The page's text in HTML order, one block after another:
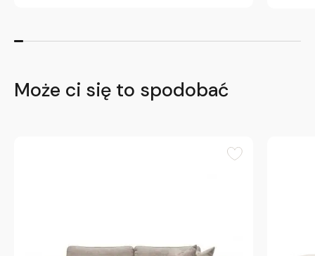
Może ci się to spodobać